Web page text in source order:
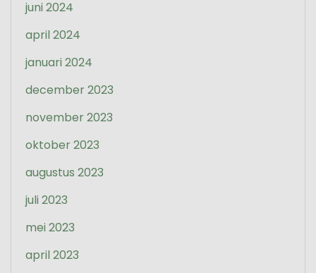
juni 2024
april 2024
januari 2024
december 2023
november 2023
oktober 2023
augustus 2023
juli 2023
mei 2023
april 2023